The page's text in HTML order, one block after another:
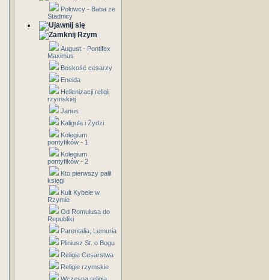
Połowcy - Baba ze
Stadnicy
Rzym
August - Pontifex
Maximus
Boskość cesarzy
Eneida
Hellenizacji religii
rzymskiej
Janus
Kaligula i Żydzi
Kolegium
pontyfików - 1
Kolegium
pontyfików - 2
Kto pierwszy palił
księgi
Kult Kybele w
Rzymie
Od Romulusa do
Republiki
Parentalia, Lemuria
Pliniusz St. o Bogu
Religie Cesarstwa
Religie rzymskie